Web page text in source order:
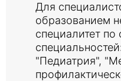
Для
образованием
специалитет по
"Педиатрия",